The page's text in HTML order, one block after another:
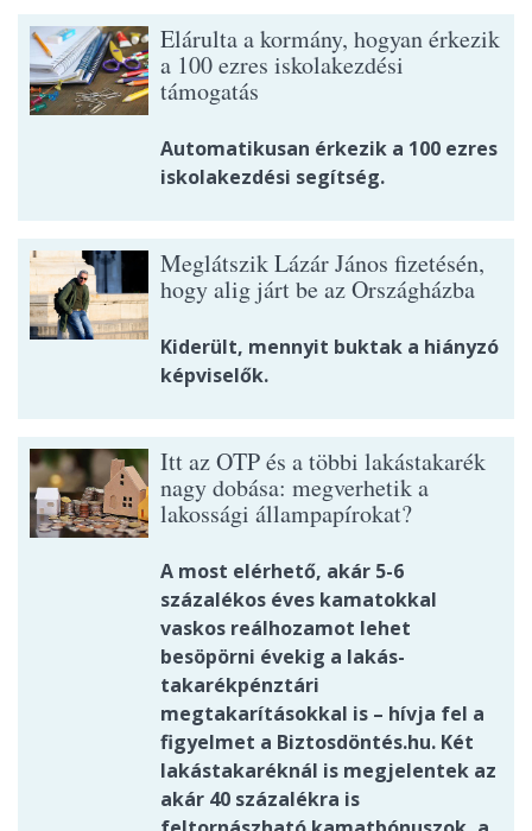
Elárulta a kormány, hogyan érkezik
a 100 ezres iskolakezdési
támogatás
Automatikusan érkezik a 100 ezres
iskolakezdési segítség.
Meglátszik Lázár János fizetésén,
hogy alig járt be az Országházba
Kiderült, mennyit buktak a hiányzó
képviselők.
Itt az OTP és a többi lakástakarék
nagy dobása: megverhetik a
lakossági állampapírokat?
A most elérhető, akár 5-6
százalékos éves kamatokkal
vaskos reálhozamot lehet
besöpörni évekig a lakás-
takarékpénztári
megtakarításokkal is – hívja fel a
figyelmet a Biztosdöntés.hu. Két
lakástakaréknál is megjelentek az
akár 40 százalékra is